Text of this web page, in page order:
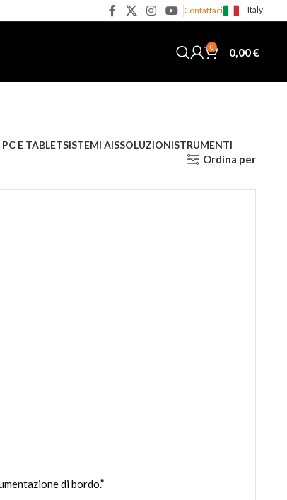
Contattaci Italy
0 0,00€
E TABLETSISTEMI AISSOLUZIONISTRUMENTI
Ordina per
di bordo.”